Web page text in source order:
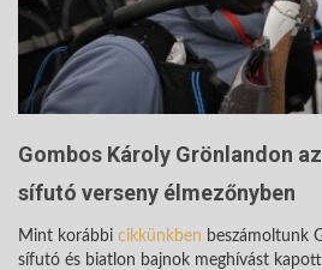
Gombos Károly Grönlandon
sífutó verseny élmezőnyben
Mint korábbi cikkünkben beszámoltunk
sífutó és biatlon bajnok meghívást